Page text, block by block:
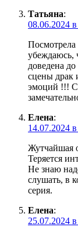
Татьяна:
08.06.2024
Посмотрела
убеждаюсь,
доведена
сцены драк
эмоций !!!
Елена:
14.07.2024
Жутчайшая
Теряется
Не знаю
слушать, в
серия.
Елена:
25.07.2024